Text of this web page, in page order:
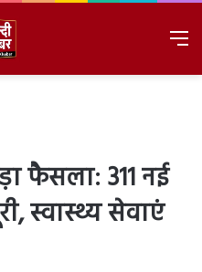
फैसला: 311 नई
स्वास्थ्य सेवाएं